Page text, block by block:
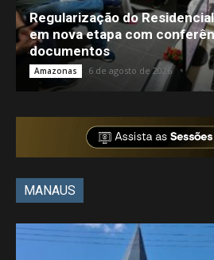
Regularização do
em nova etapa com
documentos
Amazonas 6 de agosto de 2026
MANAUS